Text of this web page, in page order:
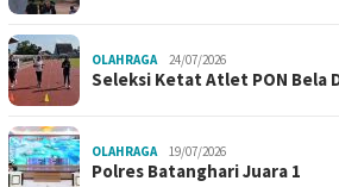
OLAHRAGA 24/07/2026
Seleksi Ketat Atlet PON Bela
OLAHRAGA 19/07/2026
Polres Batanghari Juara 1